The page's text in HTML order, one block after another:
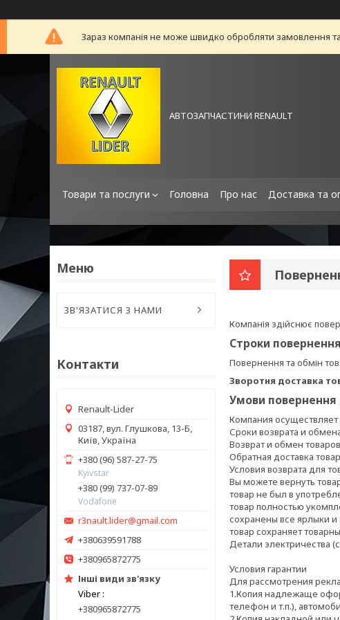
Зараз компанія не може швидко обробляти замовлення
АВТОЗАПЧАСТИНИ RENAULT
Товари та послуги Головна Про нас Доставка та
ЗВ'ЯЗАТИСЯ З НАМИ
Контакти
Renault-Lider
03187, вул. Глушкова, 13-Б,
Київ, Україна
+380 (96) 587-27-75
Kyivstar
+380 (99) 737-07-89
Vodafone
r3nault.lider@gmail.com
+380639591788
+380965872775
Інші види зв'язку
Viber
+380965872775
Компанія здійснює
Строки
Повернення та обмін
Зворотня доставка
Умови повернення
Компания
Сроки возврата и
Возврат и обмен
Обратная доставка
Условия возврата для
Вы можете вернуть
товар не был в
товар полностью
сохранены все ярлыки и
товар сохраняет
Детали электричества
Условия гарантии
Для рассмотрения
1.Копия надлежаще
телефон и т.п.),